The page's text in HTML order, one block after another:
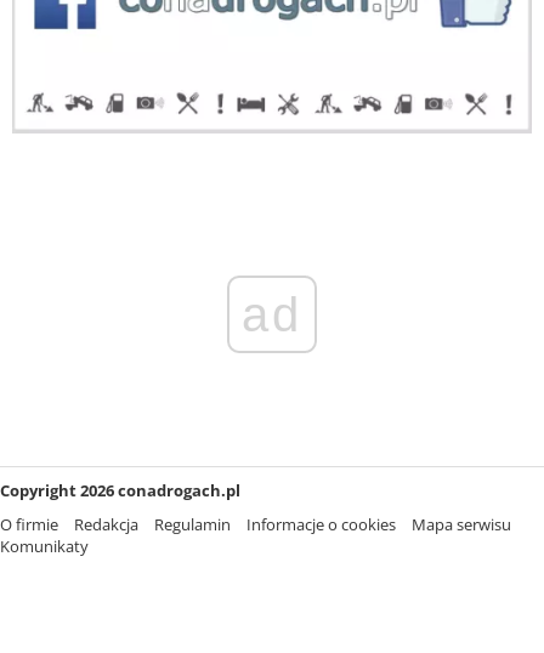
ad
Copyright 2026 conadrogach.pl
O firmie
Redakcja Regulamin Informacje o cookies
Mapa serwisu
Komunikaty